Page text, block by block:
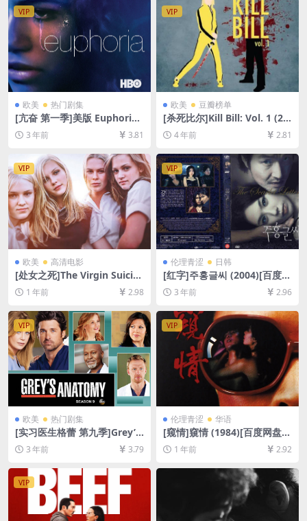
VIP
欧美 热门剧集
[亢奋 第一季]美版 Euphoria
Season 1 (2019)[百度网盘
+夸克网盘1080P超清未删减
资源][网盘在线播放/下载][MP
4/20GB][中英字幕]
3 年前 3.81
VIP
欧美 豆瓣榜单
[杀死比尔]Kill Bill: Vol. 1 (20
03)[百度网盘+迅雷云盘资源1
080P超清未删减][MP4/7GB]
[中英字幕]
4 年前 2.81
VIP
欧美 高清电影
[处女之死]The Virgin Suicid
es (1999)[百度网盘+夸克网盘
1080P超清未删减资源][网盘
在线播放/下载][MP4/6.9GB]
[中英字幕]
1 年前 2.98
VIP
伦理青涩 日韩
[红字]주홍글씨 (2004)[百度网
盘+迅雷云盘资源1080P超清
未删减][MP4/5.7GB][韩语中
字]
3 年前 2.96
VIP
欧美 热门剧集
[实习医生格蕾 第九季]Grey’s
Anatomy Season 9 (2012)
[百度网盘+夸克网盘1080P超
下载][MP4/67GB][奈飞官方
中字]
3 年前 3.79
VIP
伦理青涩 华语
[窥情]窺情 (1984)[百度网盘
+夸克网盘1080P超清未删减
资源][网盘在线播放/下载][MP
1 年前 2.92
VIP